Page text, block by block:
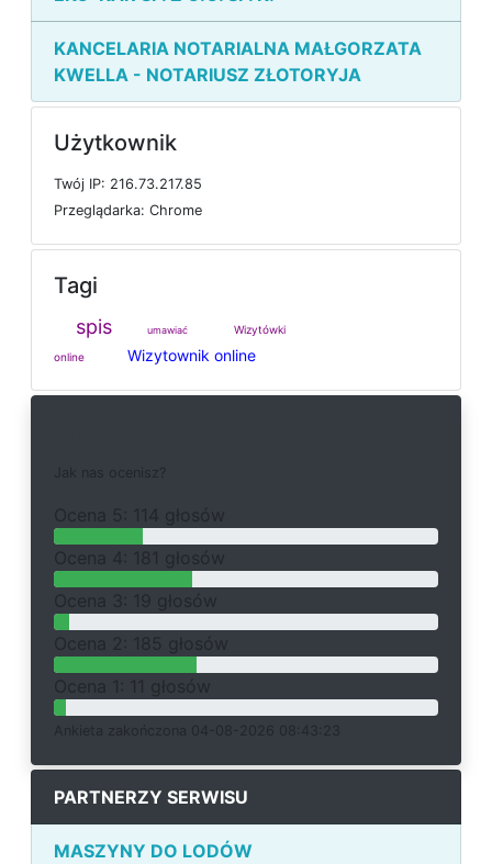
KANCELARIA NOTARIALNA MAŁGORZATA
KWELLA - NOTARIUSZ ZŁOTORYJA
Użytkownik
Twój IP: 216.73.217.85
Przeglądarka: Chrome
Tagi
spis umawiać Wizytówki
online Wizytownik online
a a
O
a 5: 114 głosów
O
a 4: 181 głosów
O
a 3: 19 głosów
O
a 2: 185 głosów
O
a 1: 11 głosów
Ankieta a a 04-08-2026 08:43:23
PARTNERZY SERWISU
MASZYNY DO LODÓW